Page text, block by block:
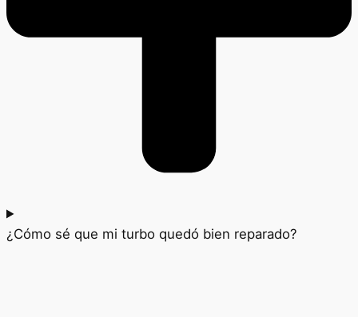
¿Cómo sé que mi turbo quedó bien reparado?